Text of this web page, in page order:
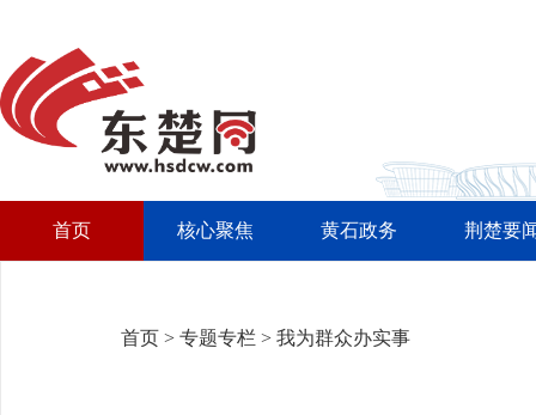
首页 核心聚焦 黄石政务 荆楚要
首页 > 专题专栏 > 我为群众办实事